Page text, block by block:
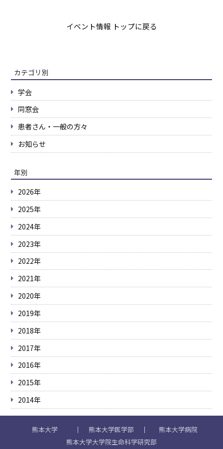
イベント情報 トップに戻る
カテゴリ別
学会
同窓会
患者さん・一般の方々
お知らせ
年別
2026年
2025年
2024年
2023年
2022年
2021年
2020年
2019年
2018年
2017年
2016年
2015年
2014年
熊本大学 熊本大学医学部
熊本大学病院
熊本大学大学院生命科学研究部